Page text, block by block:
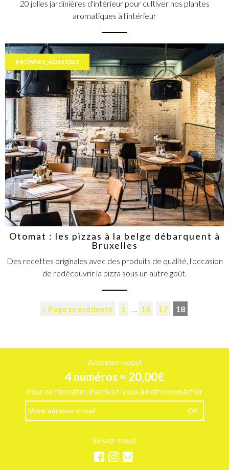
20 jolies jardinières d'intérieur pour cultiver nos plantes
aromatiques à l'intérieur
BONNES_ADRESSES
Otomat : les pizzas à la belge débarquent à
Bruxelles
Des recettes originales avec des produits de qualité, l'occasion
de redécouvrir la pizza sous un autre goût.
« Page précédente 1 … 16 17 18
Abonnez-vous!
4 numéros = 20,00€
Pour ne rien rater, inscrivez-vous à notre newsletter
Suivez-nous!